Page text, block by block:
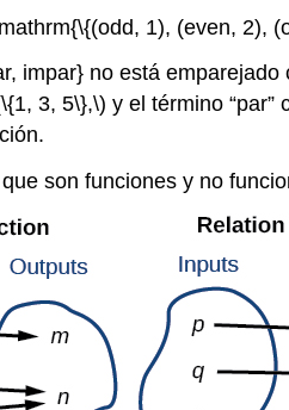
1), (even, 2),
impar} no está
3, 5\},\) y el término “par”
son funciones y no